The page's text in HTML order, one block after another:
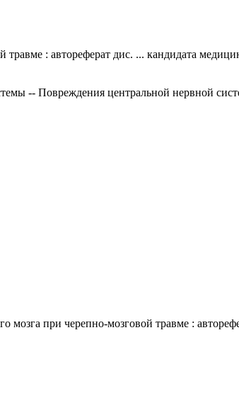
травме : автореферат дис. ... кандидата
-- Повреждения центральной нервной
мозга при черепно-мозговой травме :